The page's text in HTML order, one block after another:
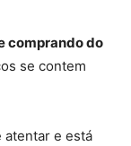
comprando do
se contem
atentar e está